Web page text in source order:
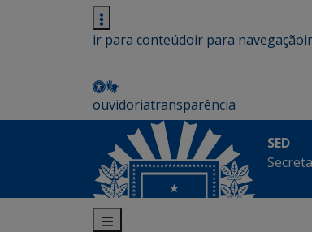
ir para conteúdoir para navegação
ouvidoriatransparência
SED